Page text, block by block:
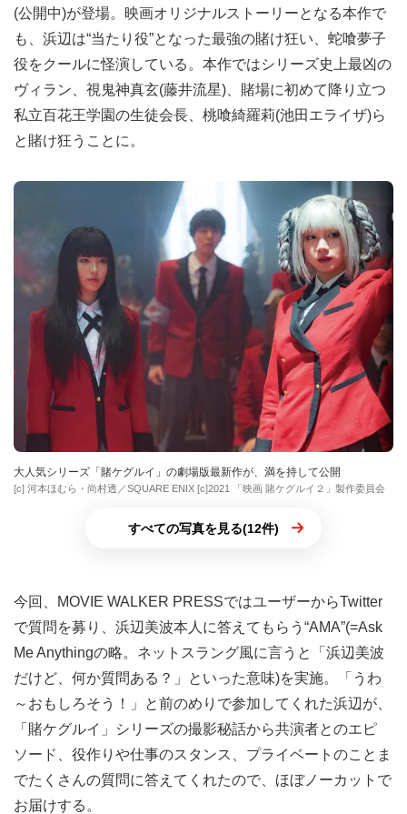
(公開中)が登場。映画オリジナルストーリーとなる本作で
も、浜辺は“当たり役”となった最強の賭け狂い、蛇喰夢子
役をクールに怪演している。本作ではシリーズ史上最凶の
ヴィラン、視鬼神真玄(藤井流星)、賭場に初めて降り立つ
私立百花王学園の生徒会長、桃喰綺羅莉(池田エライザ)ら
と賭け狂うことに。
大人気シリーズ「賭ケグルイ」の劇場版最新作が、満を持して公開
[c] 河本ほむら・尚村透／SQUARE ENIX [c]2021 「映画 賭ケグルイ２」製作委員会
すべての写真を見る(12件)
今回、MOVIE WALKER PRESSではユーザーからTwitter
で質問を募り、浜辺美波本人に答えてもらう“AMA”(=Ask
Me Anythingの略。ネットスラング風に言うと「浜辺美波
だけど、何か質問ある？」といった意味)を実施。「うわ
～おもしろそう！」と前のめりで参加してくれた浜辺が、
「賭ケグルイ」シリーズの撮影秘話から共演者とのエピ
ソード、役作りや仕事のスタンス、プライベートのことま
でたくさんの質問に答えてくれたので、ほぼノーカットで
お届けする。